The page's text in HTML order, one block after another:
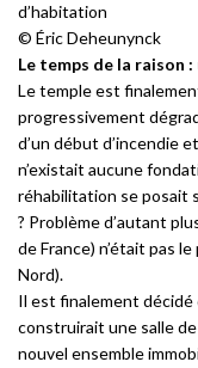
d’habitation
© Éric Deheunynck
Le temps de la raison
Le temple est
progressivement
d’un début d’incendie
n’existait aucune
réhabilitation se posait
? Problème d’autant
de France) n’était pas
Nord).
Il est finalement décidé
construirait une salle
nouvel ensemble